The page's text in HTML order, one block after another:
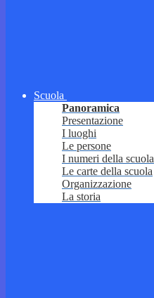
Scuola
Panoramica
Presentazione
I luoghi
Le persone
I numeri della scuola
Le carte della scuola
Organizzazione
La storia